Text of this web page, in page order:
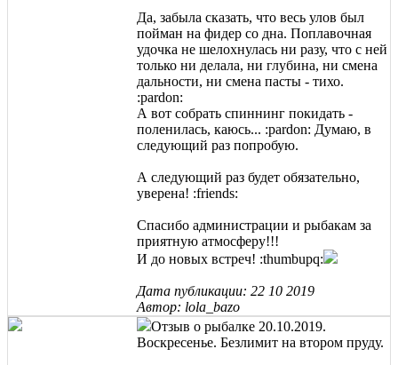
Да, забыла сказать, что весь улов был
пойман на фидер со дна. Поплавочная
удочка не шелохнулась ни разу, что с ней
только ни делала, ни глубина, ни смена
дальности, ни смена пасты - тихо.
:pardon:
А вот собрать спиннинг покидать -
поленилась, каюсь... :pardon: Думаю, в
следующий раз попробую.
А следующий раз будет обязательно,
уверена! :friends:
Спасибо администрации и рыбакам за
приятную атмосферу!!!
И до новых встреч! :thumbupq:
Дата публикации: 22 10 2019
Автор: lola_bazo
Отзыв о рыбалке 20.10.2019.
Воскресенье. Безлимит на втором пруду.